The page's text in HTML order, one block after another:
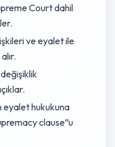
Court dahil
ve eyalet ile
eyalet hukukuna
clause”u